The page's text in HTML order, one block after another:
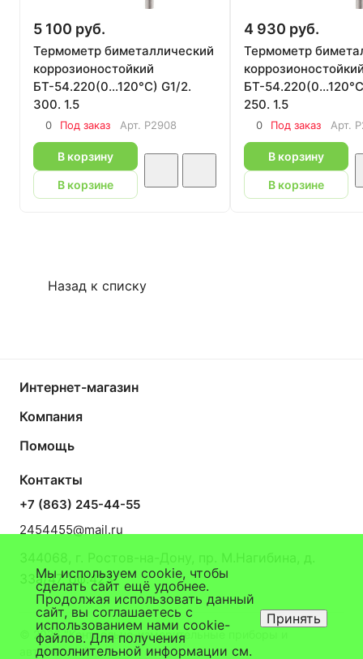
5 100 руб.
Термометр биметаллический
коррозионостойкий
БТ-54.220(0...120°С) G1/2.
300. 1.5
0 Под заказ Арт. P2908
В корзину
В корзине
4 930 руб.
Термометр
БТ-
250. 1.5
0 Под заказ Арт.
В корзину
В корзине
Назад к списку
Интернет-магазин
Компания
Помощь
Контакты
+7 (863) 245-44-55
2454455@mail.ru
33а/47, оф.423
© 2026 "Контрольно-измерительные приборы и
автоматика"
Мы используем cookie, чтобы
сделать сайт ещё удобнее.
Продолжая использовать данный
сайт, вы соглашаетесь с
использованием нами cookie-
файлов. Для получения
дополнительной информации см.
Принять